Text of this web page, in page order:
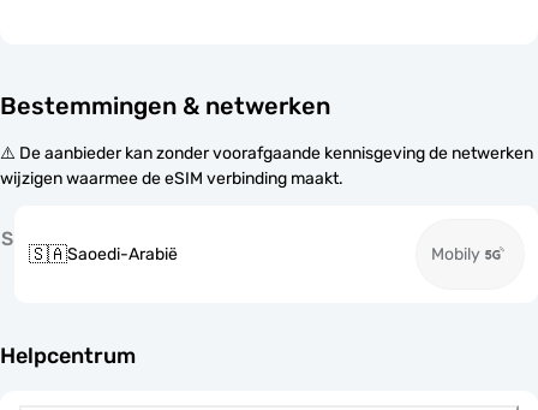
Bestemmingen & netwerken
⚠️ De aanbieder kan zonder voorafgaande kennisgeving de netwerken
wijzigen waarmee de eSIM verbinding maakt.
S
🇸🇦Saoedi-Arabië Mobily
Helpcentrum